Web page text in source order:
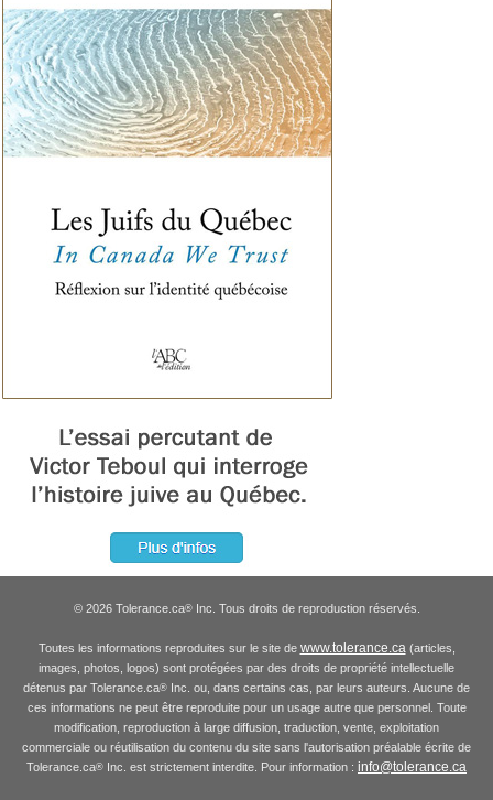
© 2026 Tolerance.ca®Inc. Tous droits de reproduction réservés.
Toutes les informations reproduites sur le site de www.tolerance.ca (articles,
images, photos, logos) sont protégées par des droits de propriété intellectuelle
détenus par Tolerance.ca® Inc. ou, dans certains cas, par leurs auteurs. Aucune de
ces informations ne peut être reproduite pour un usage autre que personnel. Toute
modification, reproduction à large diffusion, traduction, vente, exploitation
commerciale ou réutilisation du contenu du site sans l'autorisation préalable écrite de
Tolerance.ca® Inc. est strictement interdite. Pour information : info@tolerance.ca